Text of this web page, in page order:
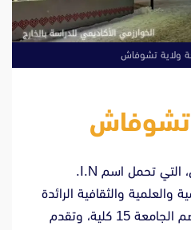
ولاية تشوفاش
تشوفاش
تُعتبر جامعة ولاية تشوفاش، التي تحمل اسم I.N.
والعلمية والثقافية الرائدة
في جمهورية تشوفاشيا. تضم الجامعة 15 كلية، وتقدم